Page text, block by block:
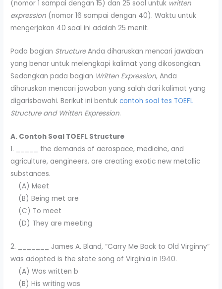
(nomor 1 sampai dengan 15) dan 25 soal untuk written
expression (nomor 16 sampai dengan 40). Waktu untuk
mengerjakan 40 soal ini adalah 25 menit.
Pada bagian StructureAnda diharuskan mencari jawaban
yang benar untuk melengkapi kalimat yang dikosongkan.
Sedangkan pada bagian Written Expression, Anda
diharuskan mencari jawaban yang salah dari kalimat yang
digarisbawahi. Berikut ini bentukcontoh soal tes TOEFL
Structure and Written Expression.
A. Contoh Soal TOEFL Structure
1. _____ the demands of aerospace, medicine, and
agriculture, aengineers, are creating exotic new metallic
substances.
(A) Meet
(B) Being met are
(C) To meet
(D) They are meeting
2. _______ James A. Bland, “Carry Me Back to Old Virginny”
was adopted is the state song of Virginia in 1940.
(A) Was written b
(B) His writing was